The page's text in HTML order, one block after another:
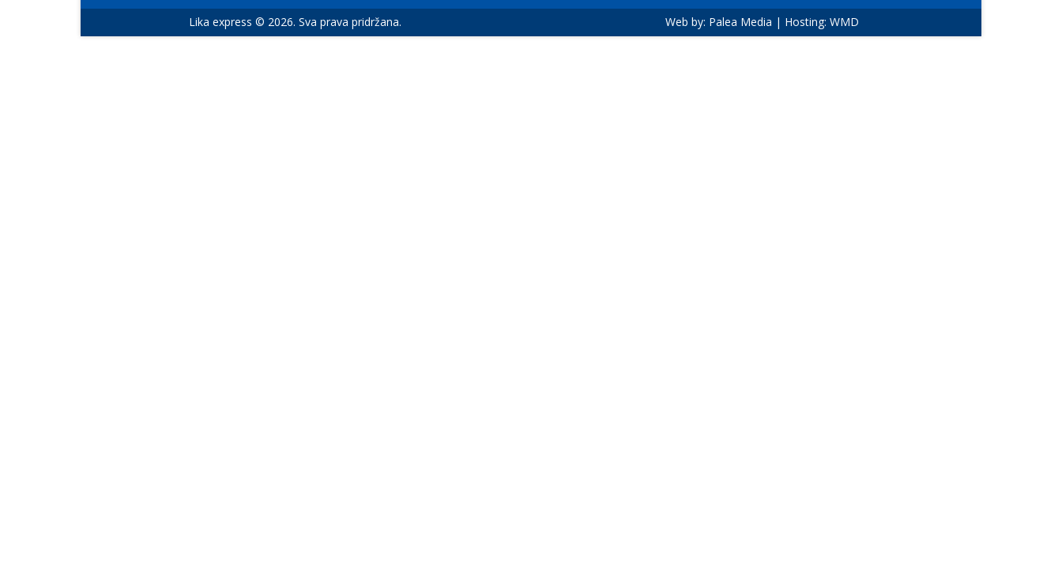
Lika express © 2026. Sva prava pridržana. Web by: Palea Media | Hosting: WMD